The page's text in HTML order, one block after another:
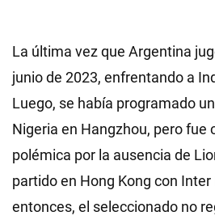
La última vez que Argentina
junio de 2023, enfrentando a
Luego, se había programado
Nigeria en Hangzhou, pero fue
polémica por la ausencia de
partido en Hong Kong con
entonces, el seleccionado no